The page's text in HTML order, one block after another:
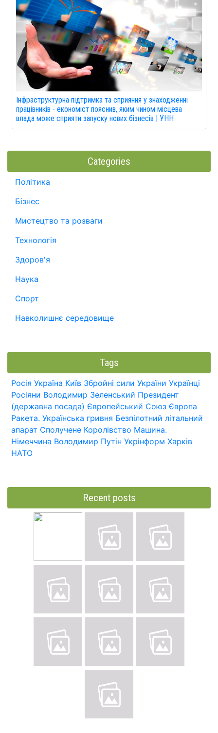
Інфраструктурна підтримка та сприяння у знаходженні
працівників - економіст пояснив, яким чином місцева
влада може сприяти запуску нових бізнесів | УНН
Categories
Політика
Бізнес
Мистецтво та розваги
Технологія
Здоров'я
Наука
Спорт
Навколишнє середовище
Tags
Росія Україна Київ Збройні сили України Українці
Росіяни Володимир Зеленський Президент
(державна посада) Європейський Союз Європа
Ракета. Українська гривня Безпілотний літальний
апарат Сполучене Королівство Машина.
Німеччина Володимир Путін Укрінформ Харків
НАТО
Recent posts